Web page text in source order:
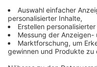
Veröffentlicht:Dienstag,
Anzeige